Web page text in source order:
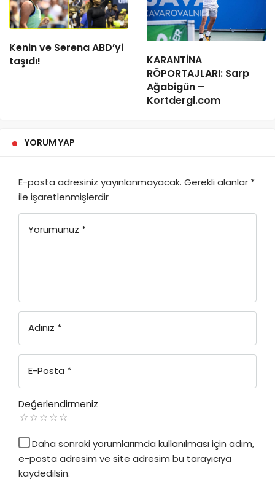
Kenin ve Serena ABD’yi
taşıdı!
KARANTİNA
RÖPORTAJLARI: Sarp
Ağabigün –
Kortdergi.com
YORUM YAP
E-posta adresiniz yayınlanmayacak. Gerekli alanlar *
ile işaretlenmişlerdir
Yorumunuz *
Adınız *
E-Posta *
Değerlendirmeniz
Daha sonraki yorumlarımda kullanılması için adım,
e-posta adresim ve site adresim bu tarayıcıya
kaydedilsin.